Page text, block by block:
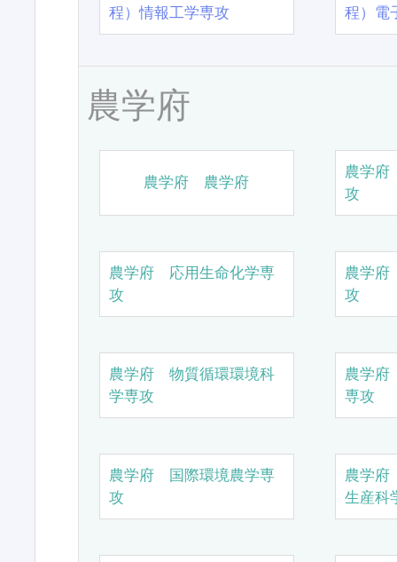
程）情報工学専攻
程）電
農学府
農学府 農学府
農学
攻
農学府 応用生命化学専
攻
農学
攻
農学府 物質循環環境科
学専攻
農学
専攻
農学府 国際環境農学専
攻
農学
生産科